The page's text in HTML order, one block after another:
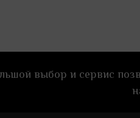
выбор и сервис